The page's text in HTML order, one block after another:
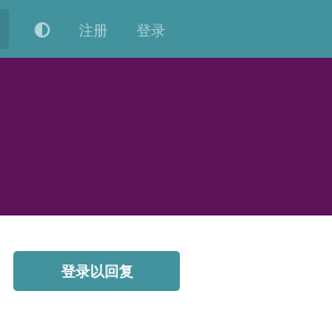
注册 登录
登录以回复